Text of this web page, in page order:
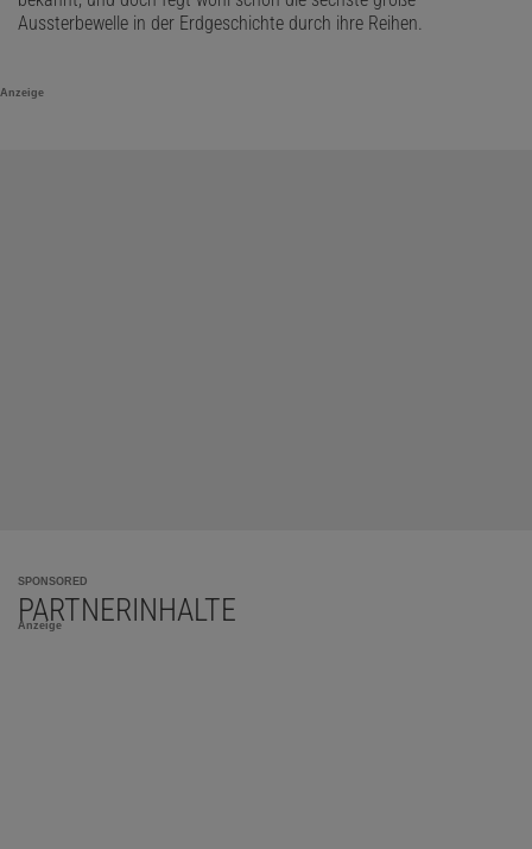
Aussterbewelle in der Erdgeschichte durch ihre Reihen.
Anzeige
SPONSORED
PARTNERINHALTE
Anzeige